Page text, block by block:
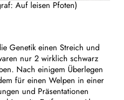
Auf leisen Pfoten)
Genetik einen Streich und
nur 2 wirklich schwarz
Nach einigem Überlegen
für einen Welpen in einer
und Präsentationen